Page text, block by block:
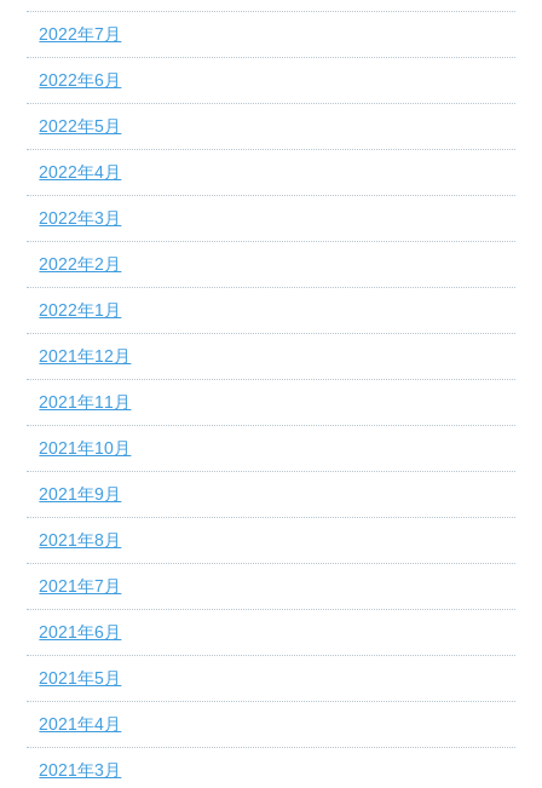
2022年7月
2022年6月
2022年5月
2022年4月
2022年3月
2022年2月
2022年1月
2021年12月
2021年11月
2021年10月
2021年9月
2021年8月
2021年7月
2021年6月
2021年5月
2021年4月
2021年3月